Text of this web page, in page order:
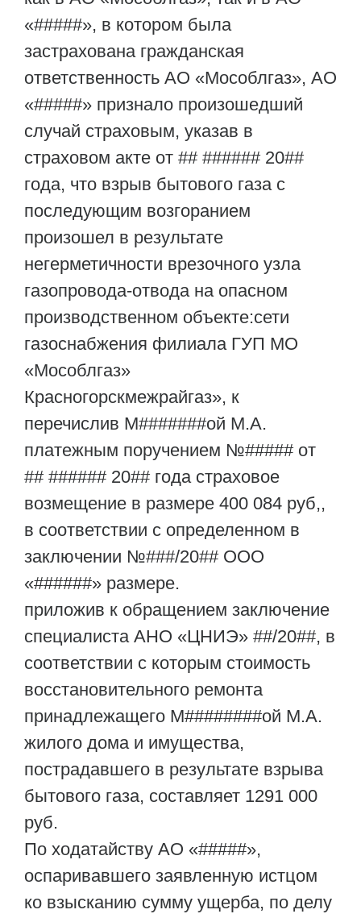
«#####», в котором была
застрахована гражданская
ответственность АО «Мособлгаз», АО
«#####» признало произошедший
случай страховым, указав в
страховом акте от ## ###### 20##
года, что взрыв бытового газа с
последующим возгоранием
произошел в результате
негерметичности врезочного узла
газопровода-отвода на опасном
производственном объекте:сети
газоснабжения филиала ГУП МО
«Мособлгаз»
Красногорскмежрайгаз», к
перечислив М#######ой М.А.
платежным поручением №##### от
## ###### 20## года страховое
возмещение в размере 400 084 руб,,
в соответствии с определенном в
заключении №###/20## ООО
«######» размере.
приложив к обращением заключение
специалиста АНО «ЦНИЭ» ##/20##, в
соответствии с которым стоимость
восстановительного ремонта
принадлежащего М########ой М.А.
жилого дома и имущества,
пострадавшего в результате взрыва
бытового газа, составляет 1291 000
руб.
По ходатайству АО «#####»,
оспаривавшего заявленную истцом
ко взысканию сумму ущерба, по делу